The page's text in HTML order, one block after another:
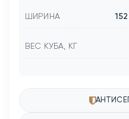
ШИРИНА
ВЕС КУБА, КГ